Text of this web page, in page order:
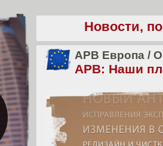
Новости,
APB Европа /
APB: Наши